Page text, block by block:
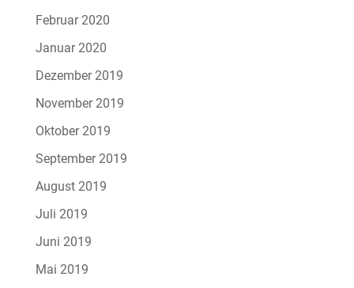
Februar 2020
Januar 2020
Dezember 2019
November 2019
Oktober 2019
September 2019
August 2019
Juli 2019
Juni 2019
Mai 2019